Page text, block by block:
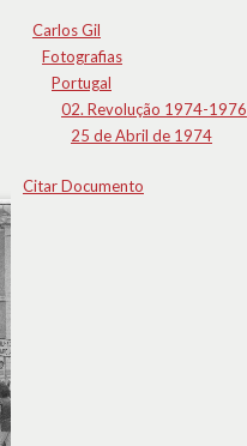
Carlos Gil
Fotografias
Portugal
02. Revolução 1974-1976
25 de Abril de 1974
Citar Documento